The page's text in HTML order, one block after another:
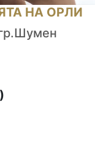
НА ОРЛИ